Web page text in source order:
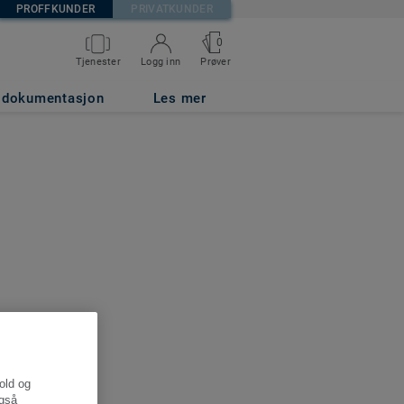
PROFFKUNDER PRIVATKUNDER
Tjenester Logg inn
0
Prøver
Les mer
og